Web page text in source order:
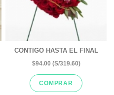
CONTIGO HASTA EL FINAL
$94.00 (S/319.60)
COMPRAR